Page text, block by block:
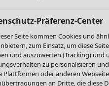
Präferenz-Center
Seite kommen Cookies und
zum Einsatz, um diese
und auszuwerten (Tracking) und
zu personalisieren
Plattformen oder anderen
an Dritte, die diese